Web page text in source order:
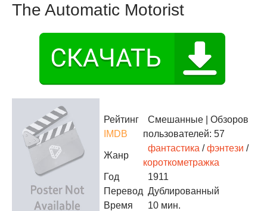
The Automatic Motorist
Рейтинг
IMDB
Смешанные | Обзоров
пользователей: 57
Жанр
фантастика /фэнтези /
короткометражка
Год
1911
Перевод Дублированный
Время
10 мин.